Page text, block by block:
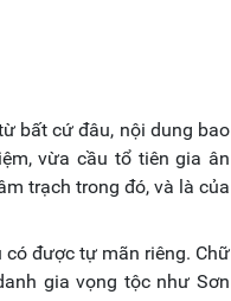
bất cứ đâu, nội dung bao
vừa cầu tổ tiên gia ân
trạch trong đó, và là của
có được tự mãn riêng. Chữ
gia vọng tộc như Sơn